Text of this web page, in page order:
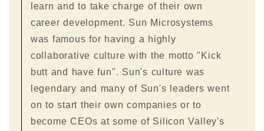
learn and to take charge of their own
career development. Sun Microsystems
was famous for having a highly
collaborative culture with the motto "Kick
butt and have fun". Sun's culture was
legendary and many of Sun's leaders went
on to start their own companies or to
become CEOs at some of Silicon Valley's